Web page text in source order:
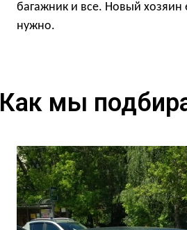
багажник и все. Новый хозяин
нужно.
Как мы